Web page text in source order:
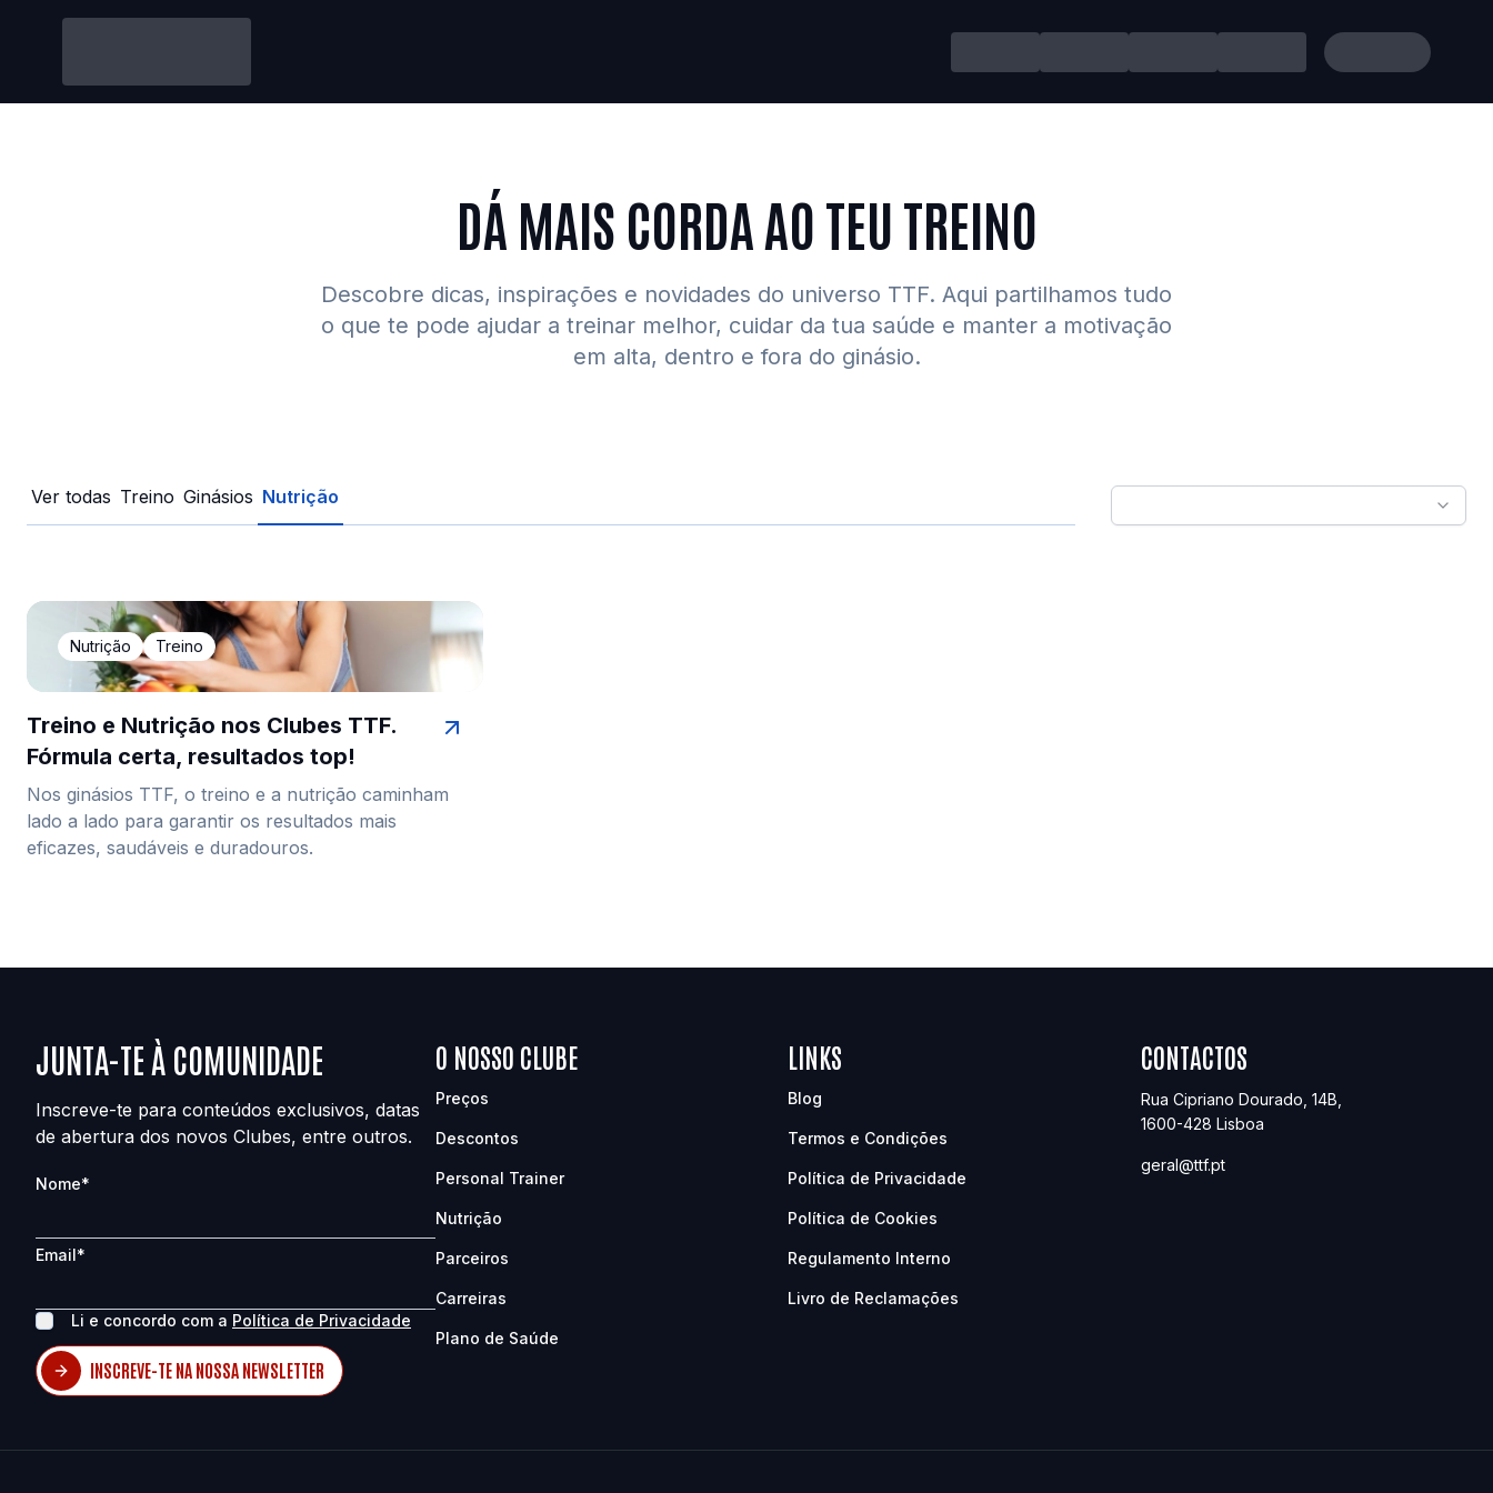
DÁ MAIS CORDA AO TEU TREINO
Descobre dicas, inspirações e novidades do universo TTF. Aqui partilhamos tudo
o que te pode ajudar a treinar melhor, cuidar da tua saúde e manter a motivação
em alta, dentro e fora do ginásio.
Ver todas Treino Treino
Ginásios Ginásios
Nutrição
Nutrição Treino
Treino e Nutrição nos Clubes TTF.
Fórmula certa, resultados top!
Nos ginásios TTF, o treino e a nutrição caminham
lado a lado para garantir os resultados mais
eficazes, saudáveis e duradouros.
JUNTA-TE À COMUNIDADE
Inscreve-te para conteúdos exclusivos, datas
de abertura dos novos Clubes, entre outros.
Nome*
Email*
Li e concordo com a Política de Privacidade
INSCREVE-TE NA NOSSA NEWSLETTER
O NOSSO CLUBE
Preços
Descontos
Personal Trainer
Nutrição
Parceiros
Carreiras
Plano de Saúde
LINKS
Blog
Termos e Condições
Política de Privacidade
Política de Cookies
Regulamento Interno
Livro de Reclamações
CONTACTOS
Rua Cipriano Dourado, 14B
1600-428 Lisboa
geral@ttf.pt